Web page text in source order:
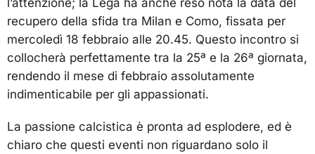
l’attenzione; la Lega ha anche reso nota la data del
recupero della sfida tra Milan e Como, fissata per
mercoledì 18 febbraio alle 20.45. Questo incontro si
collocherà perfettamente tra la 25ª e la 26ª giornata,
rendendo il mese di febbraio assolutamente
indimenticabile per gli appassionati.
La passione calcistica è pronta ad esplodere, ed è
chiaro che questi eventi non riguardano solo il